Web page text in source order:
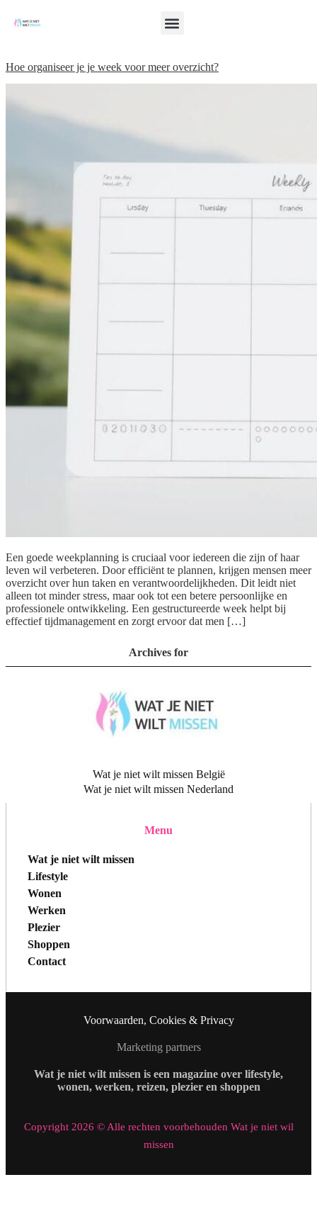
Hoe organiseer je je week voor meer overzicht?
Een goede weekplanning is cruciaal voor iedereen die zijn of haar
leven wil verbeteren. Door efficiënt te plannen, krijgen mensen meer
overzicht over hun taken en verantwoordelijkheden. Dit leidt niet
alleen tot minder stress, maar ook tot een betere persoonlijke en
professionele ontwikkeling. Een gestructureerde week helpt bij
effectief tijdmanagement en zorgt ervoor dat men […]
Archives for
Wat je niet wilt missen België
Wat je niet wilt missen Nederland
Menu
Wat je niet wilt missen
Lifestyle
Wonen
Werken
Plezier
Shoppen
Contact
Voorwaarden, Cookies & Privacy
Marketing partners
Wat je niet wilt missen is een magazine over lifestyle,
wonen, werken, reizen, plezier en shoppen
Copyright 2026 © Alle rechten voorbehouden Wat je niet wil
missen